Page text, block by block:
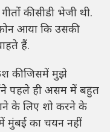
की सीडी भेजी थी.
आया कि उसकी
हैं.
की जिसमें मुझे
मैंने पहले ही असम में बहुत
के लिए शो करने के
मुंबई का चयन नहीं